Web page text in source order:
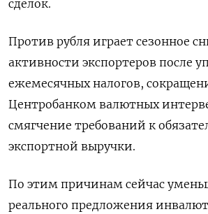
сделок.
Против рубля играет сезонное
активности экспортеров после
ежемесячных налогов,
Центробанком валютных
смягчение требований к
экспортной выручки.
По этим причинам сейчас
реального предложения